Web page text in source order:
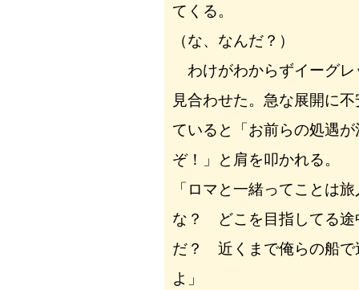
てくる。
（な、なんだ？）
わけがわからずイーグレ
見合わせた。急な展開に
ていると「お前らの処遇
ぞ！」と肩を叩かれる。
「ロマと一緒ってことは
な？ どこを目指してる途
だ？ 近くまで俺らの船で
よ」